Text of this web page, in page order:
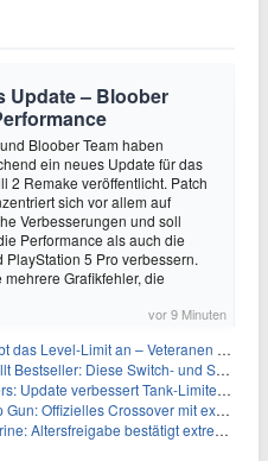
Update – Bloober
Bloober Team haben
ein neues Update für das
2 Remake veröffentlicht. Patch
sich vor allem auf
Verbesserungen und soll
Performance als auch die
5 Pro verbessern.
Grafikfehler, die
vor 9 Minuten
Limit an – Veteranen können endlich weiter aufsteigen
Switch- und Switch-2-Spiele verkaufen sich am besten
verbessert Tank-Limiter und behebt Bugs
Crossover mit exklusiven Inhalten angekündigt
bestätigt extreme Gewalt und düstere Szenen